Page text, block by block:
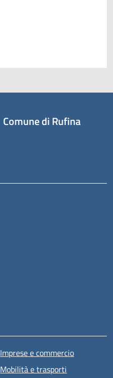
Comune di Rufina
Imprese e commercio
Mobilità e trasporti